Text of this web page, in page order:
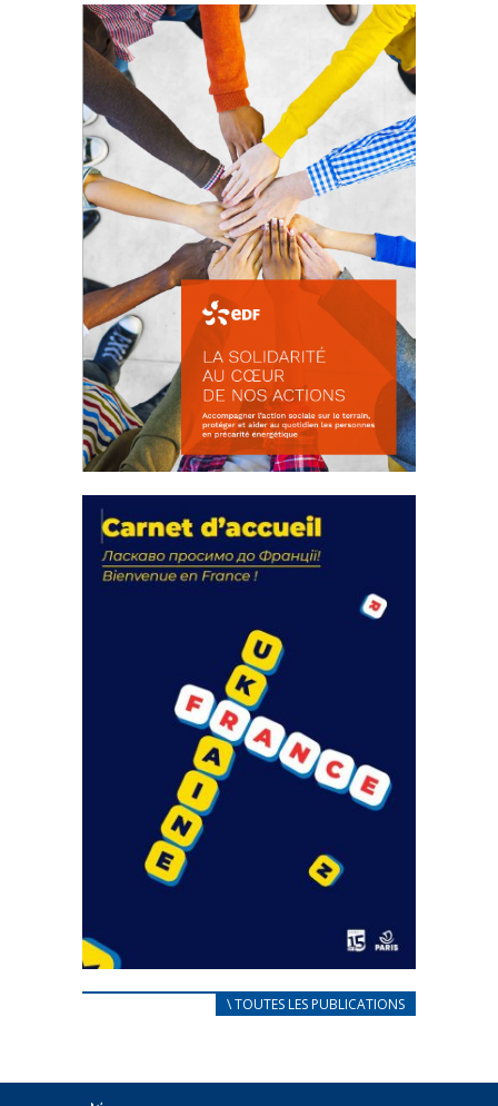
La prévention des conflits
d’intérêts
18 septembre 2023
Fichier joint - Fichier 1 105663 Total 0 Votes...
FEUILLETER
actions
18 septembre 2023
Fichier joint - Fichier 1 105648 Total 0 Votes...
CARNET D’ACCUEIL
Afin d’accompagner au mieux les réfugiés
\ TOUTES LES PUBLICATIONS